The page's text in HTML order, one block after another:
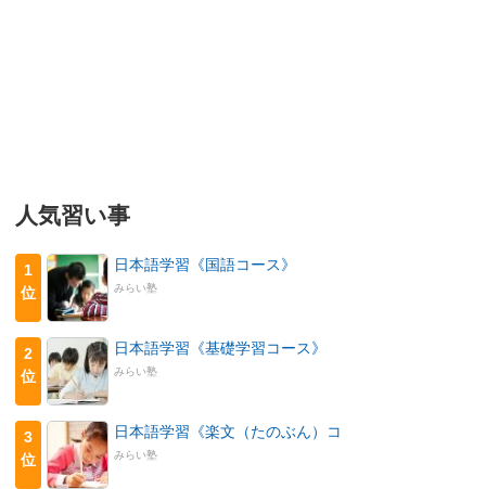
人気習い事
1
位
日本語学習《国語コース》
みらい塾
2
位
日本語学習《基礎学習コース》
みらい塾
3
位
日本語学習《楽文（たのぶん）コ
みらい塾